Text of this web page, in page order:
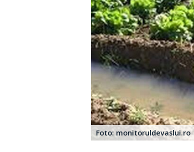
Foto: monitoruldevaslui.ro